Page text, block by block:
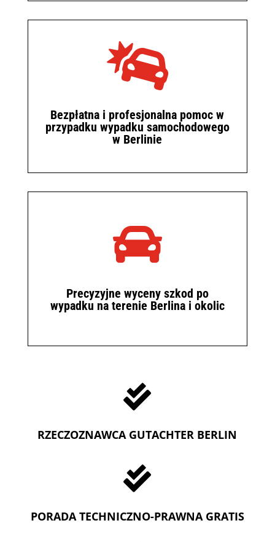

Bezpłatna i profesjonalna pomoc w
przypadku wypadku samochodowego
w Berlinie

Precyzyjne wyceny szkod po
wypadku na terenie Berlina i okolic

RZECZOZNAWCA GUTACHTER BERLIN

PORADA TECHNICZNO-PRAWNA GRATIS